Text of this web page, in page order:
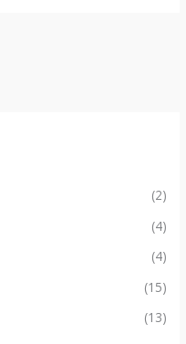
(2)
(4)
(4)
(15)
(13)